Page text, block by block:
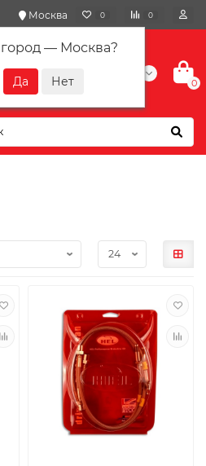
Москва
— Москва?
0 0
+7(901) 417-10-01
0